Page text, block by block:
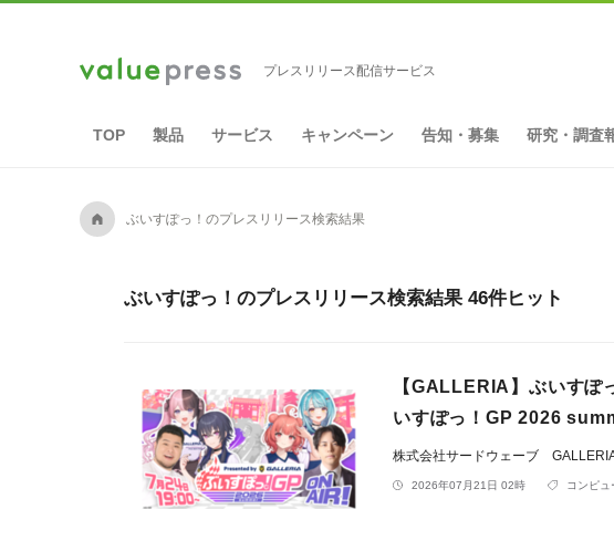
プレスリリース配信サービス
TOP 製品 サービス キャンペーン 告知・募集 研究・調査
A ぶいすぽっ！のプレスリリース検索結果
ぶいすぽっ！のプレスリリース検索結果 46件ヒット
【GALLERIA】ぶいす
いすぽっ！GP 2026
株式会社サードウェーブ
2026年07月21日 02時 コンピュ